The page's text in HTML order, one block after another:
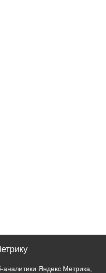
служба
аналитики Яндекс Метрика,